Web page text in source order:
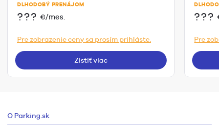
DLHODOBÝ PRENÁJOM
??? €/mes.
Pre zobrazenie ceny sa prosím prihláste.
Zistiť viac
???
Pre
O Parking.sk